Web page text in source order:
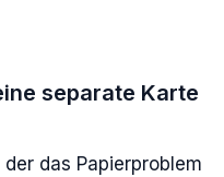
separate Karte
das Papierproblem